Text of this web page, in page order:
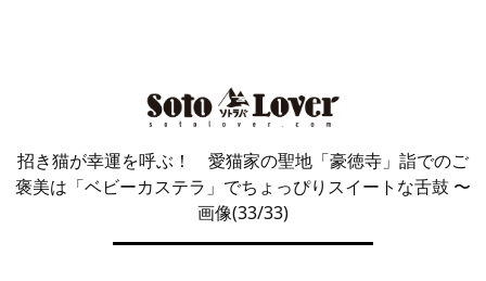
招き猫が幸運を呼ぶ！ 愛猫家の聖地「豪徳寺」詣でのご
褒美は「ベビーカステラ」でちょっぴりスイートな舌鼓 〜
画像(33/33)